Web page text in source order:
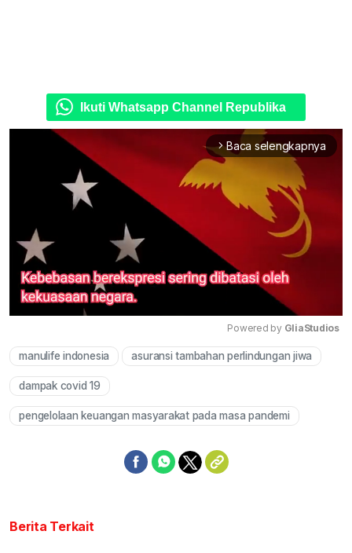
Ikuti Whatsapp Channel Republika
arrow_forward_ios Baca selengkapnya
Mute
Powered by GliaStudios
manulife indonesia asuransi tambahan perlindungan jiwa
dampak covid 19
pengelolaan keuangan masyarakat pada masa pandemi
Berita Terkait